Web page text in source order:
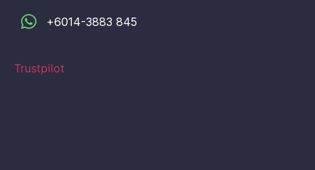
+6014-3883 845
Trustpilot